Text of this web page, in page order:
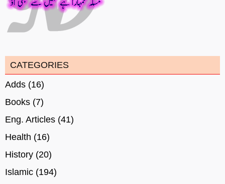
CATEGORIES
Adds (16)
Books (7)
Eng. Articles (41)
Health (16)
History (20)
Islamic (194)